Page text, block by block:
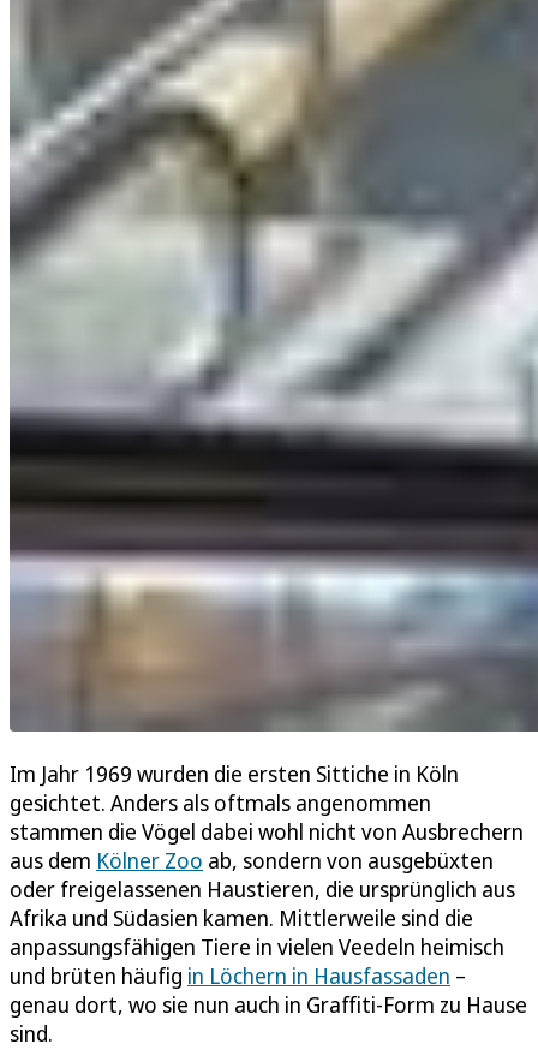
Im Jahr 1969 wurden die ersten Sittiche in Köln
gesichtet. Anders als oftmals angenommen
stammen die Vögel dabei wohl nicht von Ausbrechern
aus dem Kölner Zoo ab, sondern von ausgebüxten
oder freigelassenen Haustieren, die ursprünglich aus
Afrika und Südasien kamen. Mittlerweile sind die
anpassungsfähigen Tiere in vielen Veedeln heimisch
und brüten häufig in Löchern in Hausfassaden –
genau dort, wo sie nun auch in Graffiti-Form zu Hause
sind.